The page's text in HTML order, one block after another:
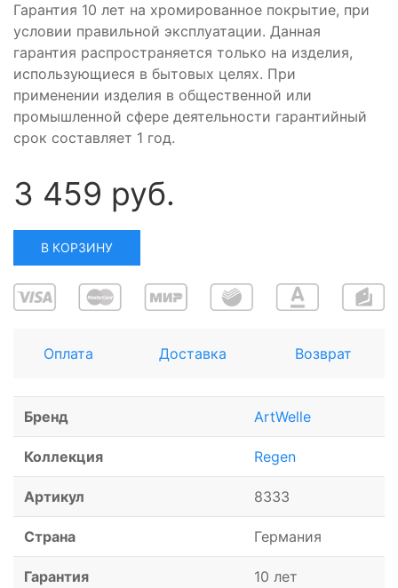
Гарантия 10 лет на хромированное покрытие, при
условии правильной эксплуатации. Данная
гарантия распространяется только на изделия,
использующиеся в бытовых целях. При
применении изделия в общественной или
промышленной сфере деятельности гарантийный
срок составляет 1 год.
3 459 руб.
В КОРЗИНУ
Оплата Доставка Возврат
Бренд ArtWelle
Коллекция Regen
Артикул 8333
Страна Германия
Гарантия 10 лет